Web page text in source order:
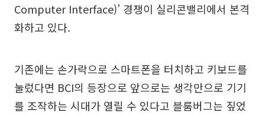
Computer Interface)’ 경쟁이 실리콘밸리에서 본격
화하고 있다.
기존에는 손가락으로 스마트폰을 터치하고 키보드를
눌렀다면 BCI의 등장으로 앞으로는 생각만으로 기기
를 조작하는 시대가 열릴 수 있다고 블룸버그는 짚었